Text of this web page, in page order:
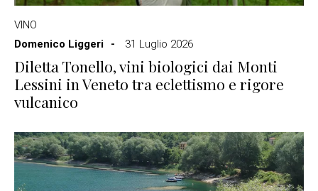
VINO
Domenico Liggeri
31 Luglio 2026
Diletta Tonello, vini biologici dai Monti
Lessini in Veneto tra eclettismo e rigore
vulcanico